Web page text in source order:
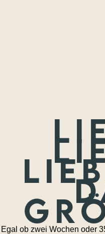
Egal ob zwei Wochen oder